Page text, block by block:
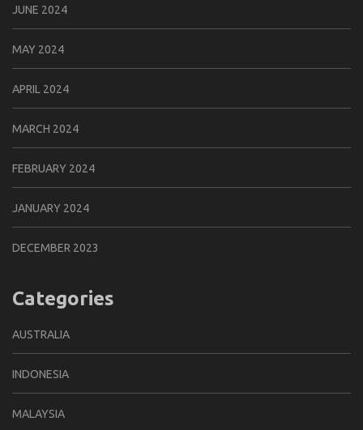
JUNE 2024
MAY 2024
APRIL 2024
MARCH 2024
FEBRUARY 2024
JANUARY 2024
DECEMBER 2023
Categories
AUSTRALIA
INDONESIA
MALAYSIA